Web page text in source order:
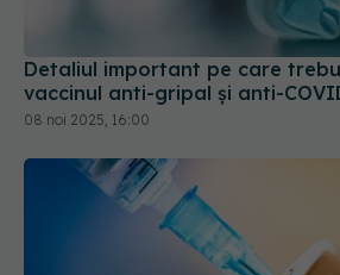
Detaliul important pe care
vaccinul anti-gripal și anti-
08 noi 2025, 16:00